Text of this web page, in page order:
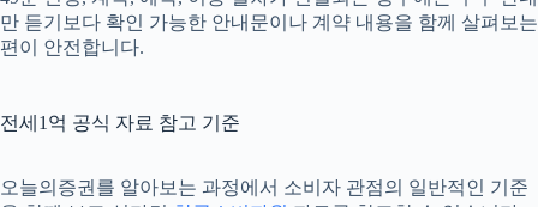
만 듣기보다 확인 가능한 안내문이나 계약 내용을 함께 살펴보는
편이 안전합니다.
전세1억 공식 자료 참고 기준
오늘의증권를 알아보는 과정에서 소비자 관점의 일반적인 기준